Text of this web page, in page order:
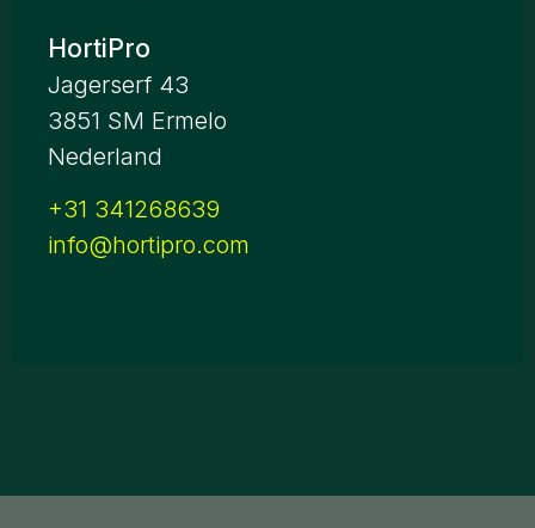
HortiPro
Jagerserf 43
3851 SM Ermelo
Nederland
+31 341268639
info@hortipro.com